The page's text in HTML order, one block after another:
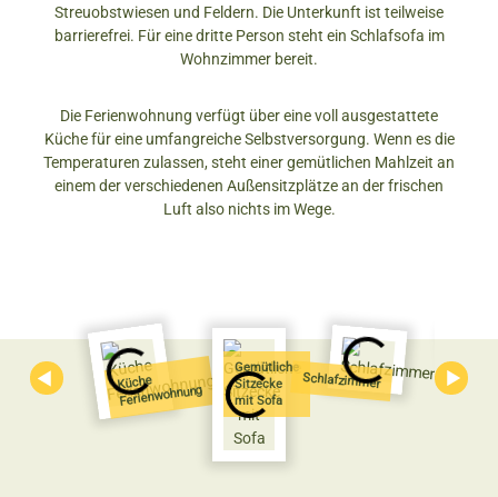
Streuobstwiesen und Feldern. Die Unterkunft ist teilweise
barrierefrei. Für eine dritte Person steht ein Schlafsofa im
Wohnzimmer bereit.
Die Ferienwohnung verfügt über eine voll ausgestattete
Küche für eine umfangreiche Selbstversorgung. Wenn es die
Temperaturen zulassen, steht einer gemütlichen Mahlzeit an
einem der verschiedenen Außensitzplätze an der frischen
Luft also nichts im Wege.
Küche
Ferienwohnung
Gemütliche
Sitzecke
mit Sofa
Schlafzimmer